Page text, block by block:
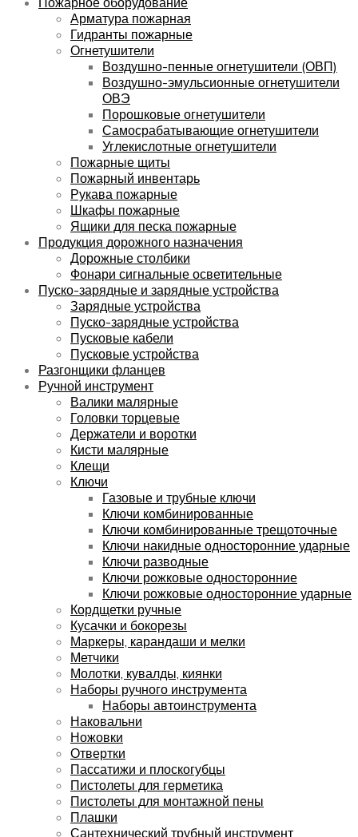
Арматура пожарная
Гидранты пожарные
Огнетушители
Воздушно-пенные огнетушители (ОВП)
Воздушно-эмульсионные огнетушители
ОВЭ
Порошковые огнетушители
Самосрабатывающие огнетушители
Углекислотные огнетушители
Пожарные щиты
Пожарный инвентарь
Рукава пожарные
Шкафы пожарные
Ящики для песка пожарные
Продукция дорожного назначения
Дорожные столбики
Фонари сигнальные осветительные
Пуско-зарядные и зарядные устройства
Зарядные устройства
Пуско-зарядные устройства
Пусковые кабели
Пусковые устройства
Разгонщики фланцев
Ручной инструмент
Валики малярные
Головки торцевые
Держатели и воротки
Кисти малярные
Клещи
Ключи
Газовые и трубные ключи
Ключи комбинированные
Ключи комбинированные трещоточные
Ключи накидные односторонние ударные
Ключи разводные
Ключи рожковые односторонние
Ключи рожковые односторонние ударные
Кордщетки ручные
Кусачки и бокорезы
Маркеры, карандаши и мелки
Метчики
Молотки, кувалды, киянки
Наборы ручного инструмента
Наборы автоинструмента
Наковальни
Ножовки
Отвертки
Пассатижи и плоскогубцы
Пистолеты для герметика
Пистолеты для монтажной пены
Плашки
Сантехнический трубный инструмент